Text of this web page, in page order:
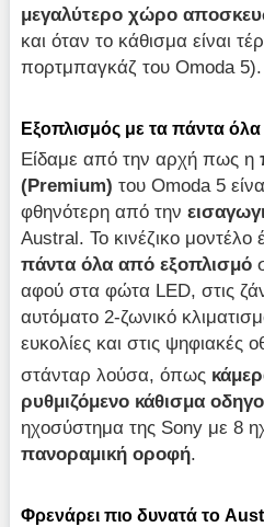
μεγαλύτερο χώρο
και όταν το κάθισμα είναι
πορτμπαγκάζ του Omoda 5).
Εξοπλισμός με τα πάντα όλα
Είδαμε από την αρχή πως η
(Premium) του Omoda 5
φθηνότερη από την
Austral. Το κινέζικο μοντέλο
πάντα όλα από εξοπλισμό
αφού στα φώτα LED, στις
αυτόματο 2-ζωνικό
ευκολίες και στις ψηφιακές
στάνταρ λούσα, όπως
ρυθμιζόμενο κάθισμα
ηχοσύστημα της Sony με 8
πανοραμική οροφή.
Φρενάρει πιο δυνατά το